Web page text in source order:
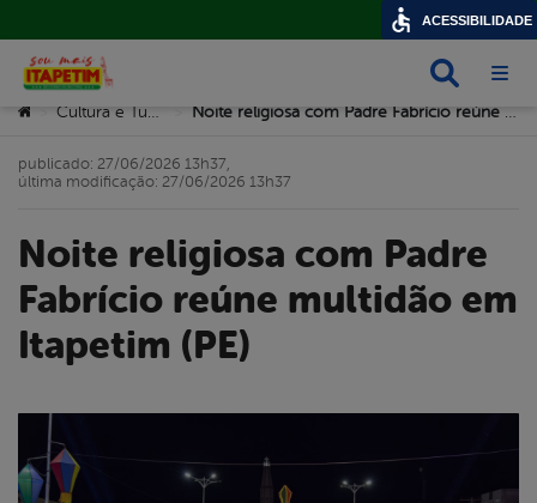
Você está aqui:
> Cultura e Turismo > Noite religiosa com Padre Fabrício reúne multidão em Itapetim (PE)
Noite religiosa com Padre
Fabrício reúne multidão em
Itapetim (PE)
publicado: 27/06/2026 13h37,
última modificação: 27/06/2026 13h37
ACESSIBILIDADE